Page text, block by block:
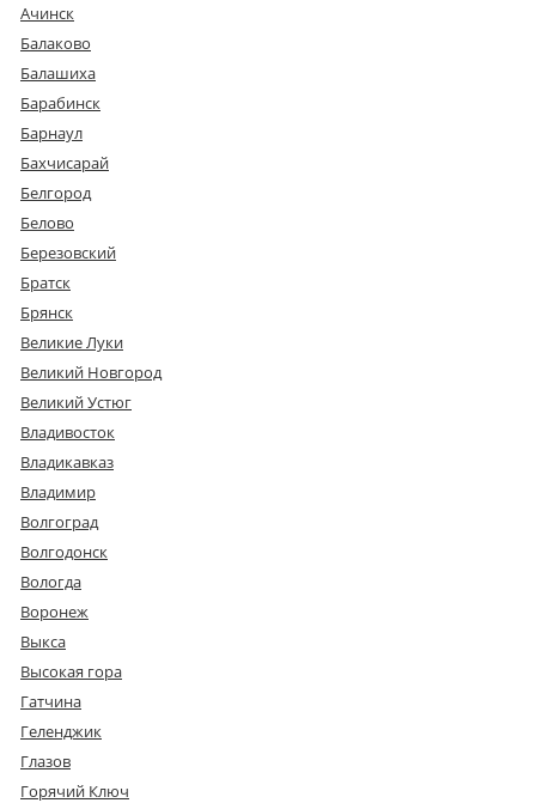
Ачинск
Балаково
Балашиха
Барабинск
Барнаул
Бахчисарай
Белгород
Белово
Березовский
Братск
Брянск
Великие Луки
Великий Новгород
Великий Устюг
Владивосток
Владикавказ
Владимир
Волгоград
Волгодонск
Вологда
Воронеж
Выкса
Высокая гора
Гатчина
Геленджик
Глазов
Горячий Ключ